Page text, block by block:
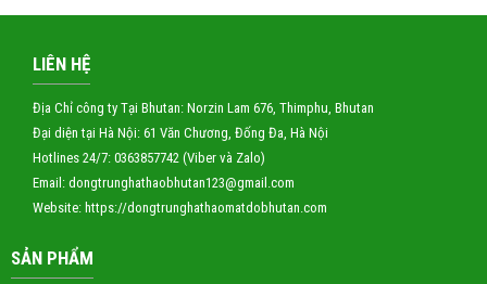
LIÊN HỆ
Địa Chỉ công ty Tại Bhutan: Norzin Lam 676, Thimphu, Bhutan
Đại diện tại Hà Nội: 61 Văn Chương, Đống Đa, Hà Nội
Hotlines 24/7: 0363857742 (Viber và Zalo)
Email: dongtrunghathaobhutan123@gmail.com
Website: https://dongtrunghathaomatdobhutan.com
SẢN PHẨM